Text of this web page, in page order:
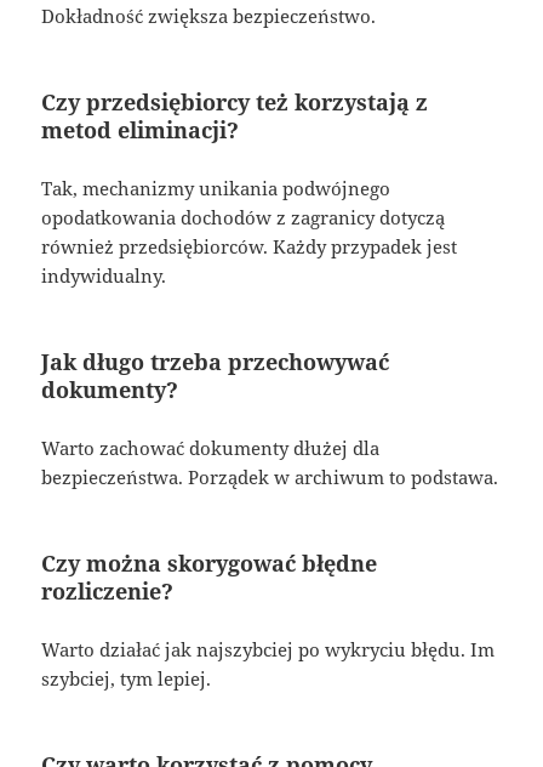
Dokładność zwiększa bezpieczeństwo.
Czy przedsiębiorcy też korzystają z
metod eliminacji?
Tak, mechanizmy unikania podwójnego
opodatkowania dochodów z zagranicy dotyczą
również przedsiębiorców. Każdy przypadek jest
indywidualny.
Jak długo trzeba przechowywać
dokumenty?
Warto zachować dokumenty dłużej dla
bezpieczeństwa. Porządek w archiwum to podstawa.
Czy można skorygować błędne
rozliczenie?
Warto działać jak najszybciej po wykryciu błędu. Im
szybciej, tym lepiej.